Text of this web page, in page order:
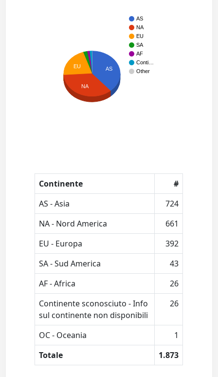
AS
NA
EU
SA
AF
Conti…
Other
AS
EU
NA
Continente
#
AS - Asia
724
NA - Nord America
661
EU - Europa
392
SA - Sud America
43
AF - Africa
26
Continente sconosciuto - Info
sul continente non disponibili
26
OC - Oceania
1
Totale
1.873